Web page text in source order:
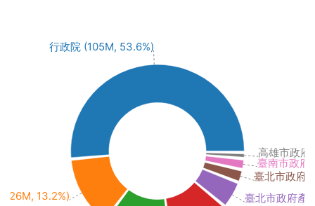
行政院 (105M, 53.6%)
(26M, 13.2%) 臺北市政府產
臺北市政府
臺南市政府
高雄市政府